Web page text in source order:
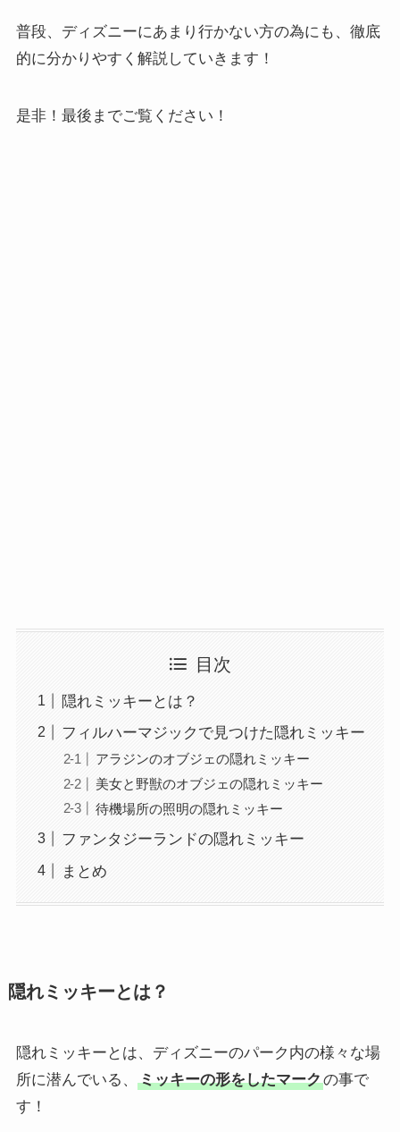
普段、ディズニーにあまり行かない方の為にも、徹底
的に分かりやすく解説していきます！
是非！最後までご覧ください！
目次
隠れミッキーとは？
フィルハーマジックで見つけた隠れミッキー
アラジンのオブジェの隠れミッキー
美女と野獣のオブジェの隠れミッキー
待機場所の照明の隠れミッキー
ファンタジーランドの隠れミッキー
まとめ
隠れミッキーとは？
隠れミッキーとは、ディズニーのパーク内の様々な場
所に潜んでいる、
ミッキーの形をしたマークの事で
す！